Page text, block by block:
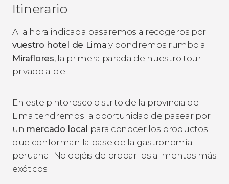
Itinerario
A la hora indicada pasaremos a recogeros por
vuestro hotel de Lima y pondremos rumbo a
Miraflores, la primera parada de nuestro tour
privado a pie.
En este pintoresco distrito de la provincia de
Lima tendremos la oportunidad de pasear por
un mercado local para conocer los productos
que conforman la base de la gastronomía
peruana. ¡No dejéis de probar los alimentos más
exóticos!